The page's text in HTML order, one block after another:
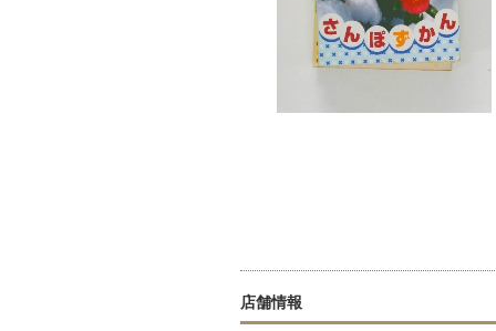
店舗情報